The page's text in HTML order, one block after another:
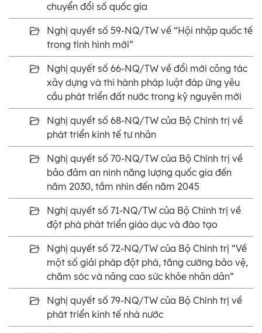
chuyển đổi số quốc gia
Nghị quyết số 59-NQ/TW về “Hội nhập quốc tế
trong tình hình mới”
Nghị quyết số 66-NQ/TW về đổi mới công tác
xây dựng và thi hành pháp luật đáp ứng yêu
cầu phát triển đất nước trong kỷ nguyên mới
Nghị quyết số 68-NQ/TW của Bộ Chính trị về
phát triển kinh tế tư nhân
Nghị quyết số 70-NQ/TW của Bộ Chính trị về
bảo đảm an ninh năng lượng quốc gia đến
năm 2030, tầm nhìn đến năm 2045
Nghị quyết số 71-NQ/TW của Bộ Chính trị về
đột phá phát triển giáo dục và đào tạo
Nghị quyết số 72-NQ/TW của Bộ Chính trị “Về
một số giải pháp đột phá, tăng cường bảo vệ,
chăm sóc và nâng cao sức khỏe nhân dân”
Nghị quyết số 79-NQ/TW của Bộ Chính trị về
phát triển kinh tế nhà nước